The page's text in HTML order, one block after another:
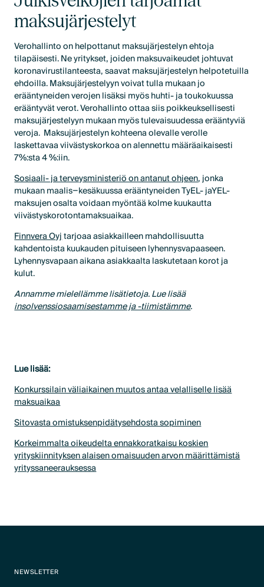
maksujärjestelyt
Verohallinto on helpottanut maksujärjestelyn ehtoja
tilapäisesti. Ne yritykset, joiden maksuvaikeudet johtuvat
koronavirustilanteesta, saavat maksujärjestelyn helpotetuilla
ehdoilla. Maksujärjestelyyn voivat tulla mukaan jo
erääntyneiden verojen lisäksi myös huhti- ja toukokuussa
erääntyvät verot. Verohallinto ottaa siis poikkeuksellisesti
maksujärjestelyyn mukaan myös tulevaisuudessa erääntyviä
veroja. Maksujärjestelyn kohteena olevalle verolle
laskettavaa viivästyskorkoa on alennettu määräaikaisesti
7%:sta 4 %:iin.
Sosiaali- ja terveysministeriö on antanut ohjeen, jonka
mukaan maalis−kesäkuussa erääntyneiden TyEL- jaYEL-
maksujen osalta voidaan myöntää kolme kuukautta
viivästyskorotontamaksuaikaa.
Finnvera Oyjtarjoaa asiakkailleen mahdollisuutta
kahdentoista kuukauden pituiseen lyhennysvapaaseen.
Lyhennysvapaan aikana asiakkaalta laskutetaan korot ja
kulut.
Annamme mielellämme lisätietoja. Lue lisää
insolvenssiosaamisestamme ja -tiimistämme.
Lue lisää:
Konkurssilain väliaikainen muutos antaa velalliselle lisää
maksuaikaa
Sitovasta omistuksenpidätysehdosta sopiminen
Korkeimmalta oikeudelta ennakkoratkaisu koskien
yrityskiinnityksen alaisen omaisuuden arvon määrittämistä
yrityssaneerauksessa
NEWSLETTER